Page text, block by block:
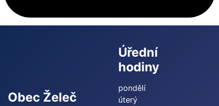
Obec Želeč
Úřední
hodiny
pondělí
úterý